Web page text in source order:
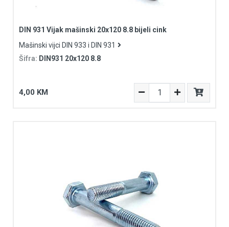
DIN 931 Vijak mašinski 20x120 8.8 bijeli cink
Mašinski vijci DIN 933 i DIN 931
Šifra: DIN931 20x120 8.8
4,00 KM